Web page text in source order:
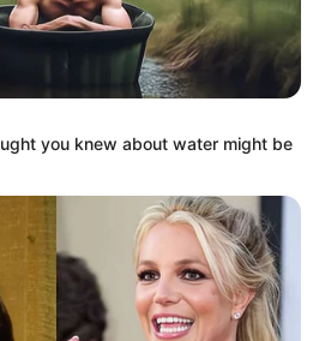
– Esse é um dos
utilizados para cortar
um corte rápido e preciso.
you knew about water might be